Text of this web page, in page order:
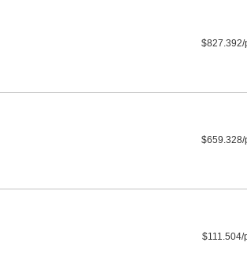
$827.392/
$659.328/
$111.504/